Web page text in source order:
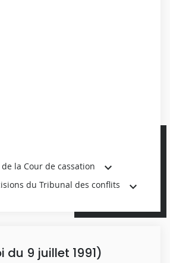
la Cour de cassation
du Tribunal des conflits
du 9 juillet 1991)